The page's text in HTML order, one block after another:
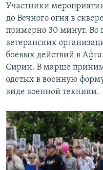
Участники
до Вечного огня в
примерно 30 минут. Во
ветеранских
боевых действий в
Сирии. В марше
одетых в военную
виде военной техники.